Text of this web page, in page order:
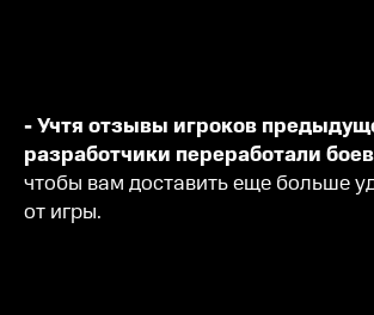
- Учтя отзывы игроков
разработчики переработали
чтобы вам доставить еще больше
от игры.